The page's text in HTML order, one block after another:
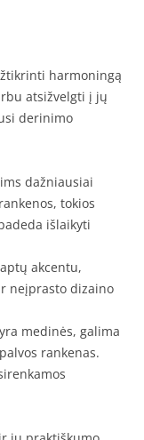
harmoningą
atsižvelgti į jų
derinimo
dažniausiai
tokios
išlaikyti
akcentu,
neįprasto dizaino
medinės, galima
rankenas.